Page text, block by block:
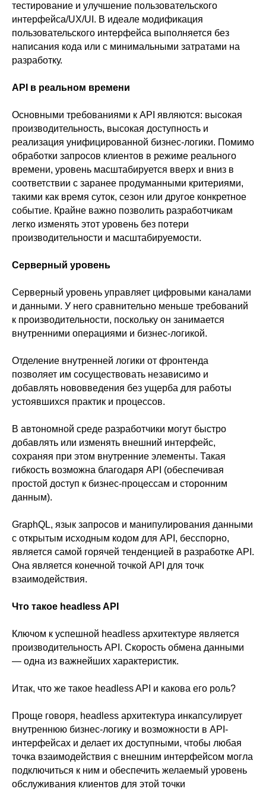
тестирование и улучшение пользовательского
интерфейса/UX/UI. В идеале модификация
пользовательского интерфейса выполняется без
написания кода или с минимальными затратами на
разработку.
API в реальном времени
Основными требованиями к API являются: высокая
производительность, высокая доступность и
реализация унифицированной бизнес-логики. Помимо
обработки запросов клиентов в режиме реального
времени, уровень масштабируется вверх и вниз в
соответствии с заранее продуманными критериями,
такими как время суток, сезон или другое конкретное
событие. Крайне важно позволить разработчикам
легко изменять этот уровень без потери
производительности и масштабируемости.
Серверный уровень
Серверный уровень управляет цифровыми каналами
и данными. У него сравнительно меньше требований
к производительности, поскольку он занимается
внутренними операциями и бизнес-логикой.
Отделение внутренней логики от фронтенда
позволяет им сосуществовать независимо и
добавлять нововведения без ущерба для работы
устоявшихся практик и процессов.
В автономной среде разработчики могут быстро
добавлять или изменять внешний интерфейс,
сохраняя при этом внутренние элементы. Такая
гибкость возможна благодаря API (обеспечивая
простой доступ к бизнес-процессам и сторонним
данным).
GraphQL, язык запросов и манипулирования данными
с открытым исходным кодом для API, бесспорно,
является самой горячей тенденцией в разработке API.
Она является конечной точкой API для точк
взаимодействия.
Что такое headless API
Ключом к успешной headless архитектуре является
производительность API. Скорость обмена данными
— одна из важнейших характеристик.
Итак, что же такое headless API и какова его роль?
Проще говоря, headless архитектура инкапсулирует
внутреннюю бизнес-логику и возможности в API-
интерфейсах и делает их доступными, чтобы любая
точка взаимодействия с внешним интерфейсом могла
подключиться к ним и обеспечить желаемый уровень
обслуживания клиентов для этой точки